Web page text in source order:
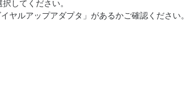
してください。
ヤルアップアダプタ」があるかご確認ください。